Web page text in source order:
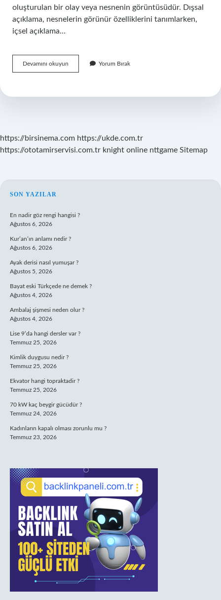
oluşturulan bir olay veya nesnenin görüntüsüdür. Dışsal
açıklama, nesnelerin görünür özelliklerini tanımlarken,
içsel açıklama…
Devamını okuyun Betimleme
Kaça
Yorum Bırak
https://birsinema.com https://ukde.com.tr
https://ototamirservisi.com.tr knight online nttgame Sitemap
SIDEBAR
SON YAZILAR
En nadir göz rengi hangisi ?
Ağustos 6, 2026
Kur’an’ın anlamı nedir ?
Ağustos 6, 2026
Ayak derisi nasıl yumuşar ?
Ağustos 5, 2026
Bayat eski Türkçede ne demek ?
Ağustos 4, 2026
Ambalaj şişmesi neden olur ?
Ağustos 4, 2026
Lise 9’da hangi dersler var ?
Temmuz 25, 2026
Kimlik duygusu nedir ?
Temmuz 25, 2026
Ekvator hangi topraktadir ?
Temmuz 25, 2026
70 kW kaç beygir gücüdür ?
Temmuz 24, 2026
Kadınların kapalı olması zorunlu mu ?
Temmuz 23, 2026